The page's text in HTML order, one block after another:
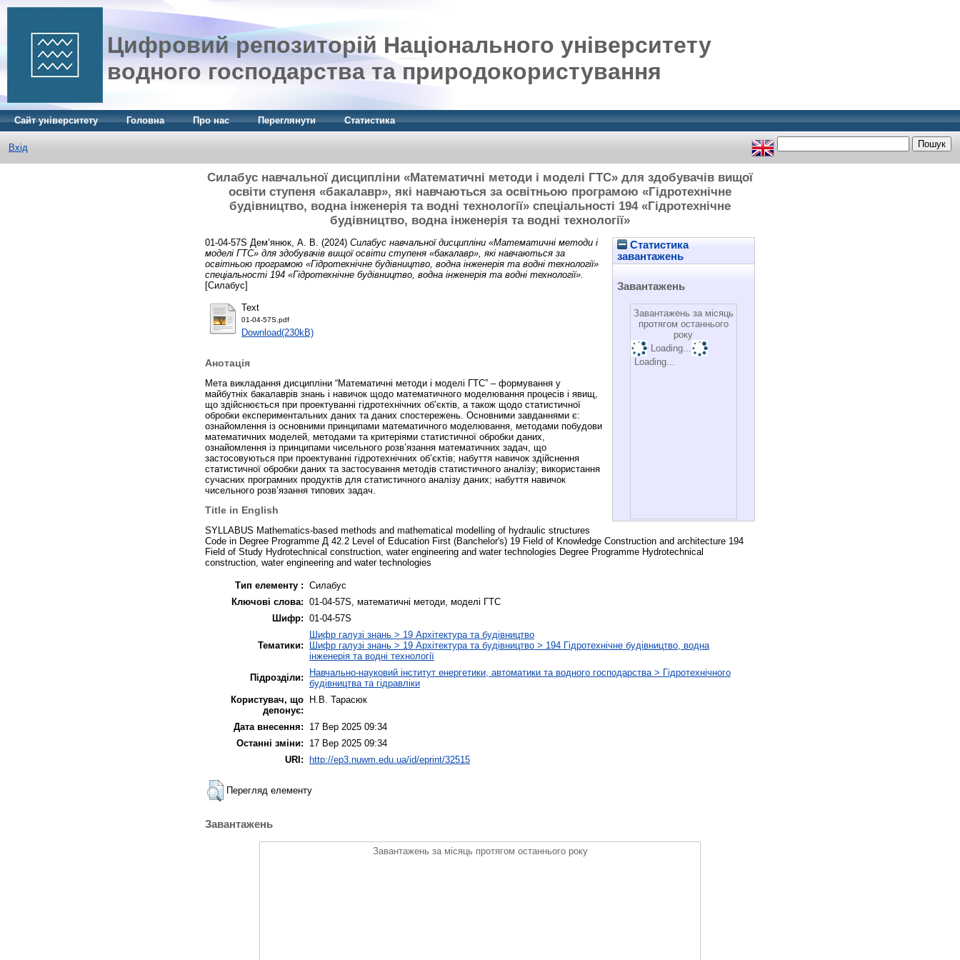
Цифровий репозиторій Національного університету
водного господарства та природокористування
Сайт університету Головна Про нас Переглянути Статистика
Вхід
Силабус навчальної дисципліни «Математичні методи і моделі ГТС» для здобувачів вищої
освіти ступеня «бакалавр», які навчаються за освітньою програмою «Гідротехнічне
будівництво, водна інженерія та водні технології» спеціальності 194 «Гідротехнічне
будівництво, водна інженерія та водні технології»
Статистика
завантажень
Завантажень
Завантажень за місяць
протягом останнього
року
Loading...
Loading...
01-04-57S Дем’янюк, А. В. (2024) Силабус навчальної дисципліни «Математичні методи і
моделі ГТС» для здобувачів вищої освіти ступеня «бакалавр», які навчаються за
освітньою програмою «Гідротехнічне будівництво, водна інженерія та водні технології»
спеціальності 194 «Гідротехнічне будівництво, водна інженерія та водні технології».
[Силабус]
Text
01-04-57S.pdf
Download(230kB)
Анотація
Мета викладання дисципліни “Математичні методи і моделі ГТС” – формування у
майбутніх бакалаврів знань і навичок щодо математичного моделювання процесів і явищ,
що здійснюється при проектуванні гідротехнічних об’єктів, а також щодо статистичної
обробки експериментальних даних та даних спостережень. Основними завданнями є:
ознайомлення із основними принципами математичного моделювання, методами побудови
математичних моделей, методами та критеріями статистичної обробки даних,
ознайомлення із принципами чисельного розв’язання математичних задач, що
застосовуються при проектуванні гідротехнічних об’єктів; набуття навичок здійснення
статистичної обробки даних та застосування методів статистичного аналізу; використання
сучасних програмних продуктів для статистичного аналізу даних; набуття навичок
чисельного розв’язання типових задач.
Title in English
SYLLABUS Мathematics-based methods and mathematical modelling of hydraulic structures
Code in Degree Programme Д 42.2 Level of Education First (Banchelor's) 19 Field of Knowledge Construction and architecture 194
Field of Study Hydrotechnical construction, water engineering and water technologies Degree Programme Hydrotechnical
construction, water engineering and water technologies
Тип елементу : Силабус
Ключові слова: 01-04-57S, математичні методи, моделі ГТС
Шифр: 01-04-57S
Тематики:
Шифр галузі знань > 19 Архітектура та будівництво
Шифр галузі знань > 19 Архітектура та будівництво > 194 Гідротехнічне будівництво, водна
інженерія та водні технології
Підрозділи:
Навчально-науковий інститут енергетики, автоматики та водного господарства > Гідротехнічного
будівництва та гідравліки
Користувач, що
депонує:
Н.В. Тарасюк
Дата внесення:
17 Вер 2025 09:34
Останні зміни:
17 Вер 2025 09:34
URI:
http://ep3.nuwm.edu.ua/id/eprint/32515
Перегляд елементу
Завантажень
Завантажень за місяць протягом останнього року